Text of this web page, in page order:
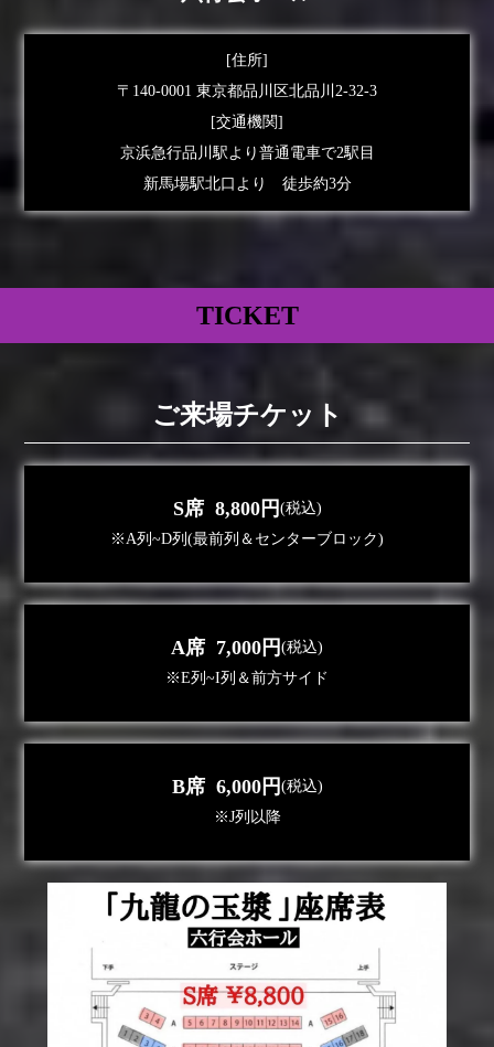
[住所]
〒140-0001 東京都品川区北品川2-32-3
[交通機関]
京浜急行品川駅より普通電車で2駅目
新馬場駅北口より 徒歩約3分
TICKET
ご来場チケット
S席 8,800円 (税込)
※A列~D列(最前列＆センターブロック)
A席 7,000円 (税込)
※E列~I列＆前方サイド
B席 6,000円 (税込)
※J列以降